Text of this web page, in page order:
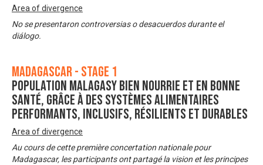
Area of divergence
No se presentaron controversias o desacuerdos durante el
diálogo.
Madagascar - Stage 1
Population malagasy bien nourrie et en bonne
santé, grâce à des systèmes alimentaires
performants, inclusifs, résilients et durables
Area of divergence
Au cours de cette première concertation nationale pour
Madagascar, les participants ont partagé la vision et les principes